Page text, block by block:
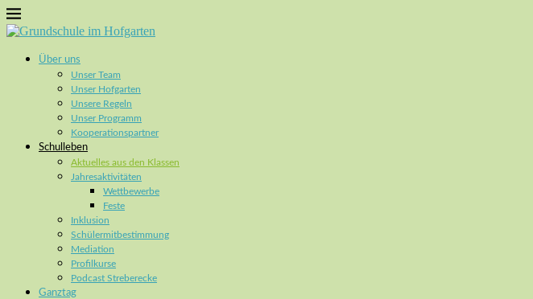
Über uns
Unser Team
Unser Hofgarten
Unsere Regeln
Unser Programm
Kooperationspartner
Schulleben
Aktuelles aus den Klassen
Jahresaktivitäten
Wettbewerbe
Feste
Inklusion
Schülermitbestimmung
Mediation
Profilkurse
Podcast Streberecke
Ganztag